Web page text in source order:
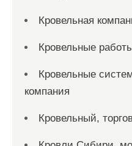
Кровельная
Кровельные
Кровельные
компания
Кровельный,